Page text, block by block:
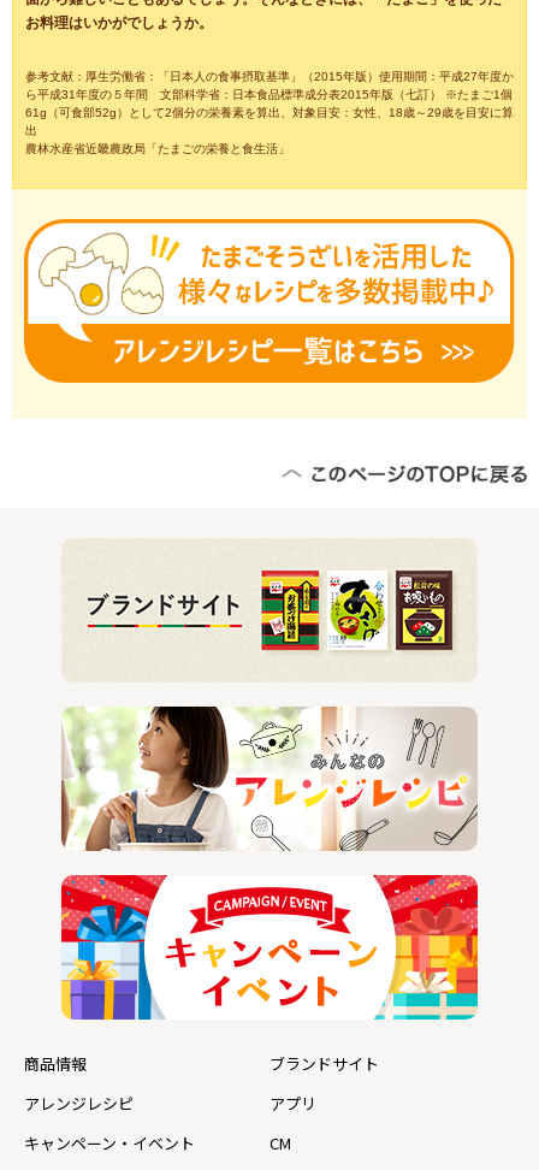
お料理はいかがでしょうか。
参考文献：厚生労働省：「日本人の食事摂取基準」（2015年版）使用期間：平成27年度か
ら平成31年度の５年間 文部科学省：日本食品標準成分表2015年版（七訂） ※たまご1個
61g（可食部52g）として2個分の栄養素を算出、対象目安：女性、18歳～29歳を目安に算
出
農林水産省近畿農政局「たまごの栄養と食生活」
商品情報
ブランドサイト
アレンジレシピ
アプリ
キャンペーン・イベント
CM